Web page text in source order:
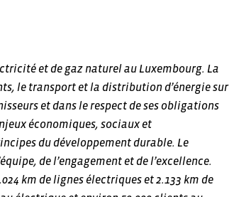
et de gaz naturel au Luxembourg. La
le transport et la distribution d’énergie sur
et dans le respect de ses obligations
économiques, sociaux et
du développement durable. Le
de l’engagement et de l’excellence.
km de lignes électriques et 2.133 km de